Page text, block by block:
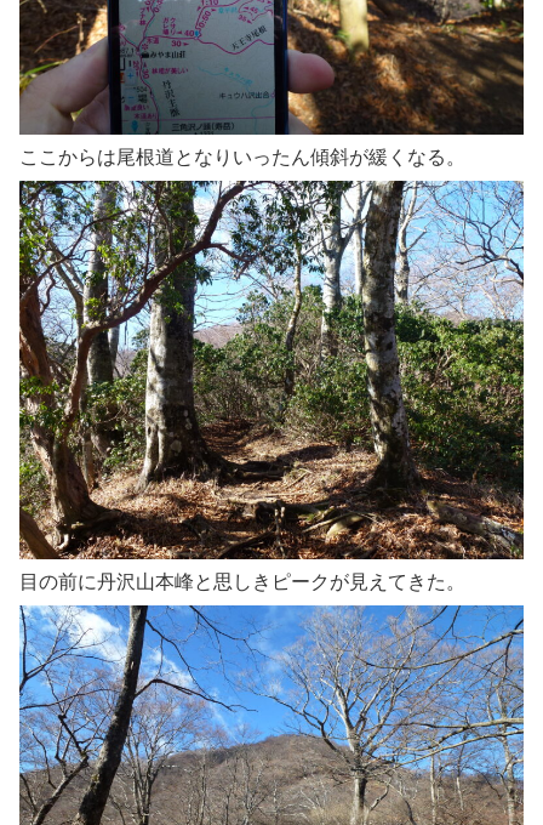
ここからは尾根道となりいったん傾斜が緩くなる。
目の前に丹沢山本峰と思しきピークが見えてきた。